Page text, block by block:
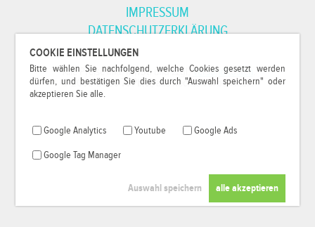
COOKIE EINSTELLUNGEN
Bitte wählen Sie nachfolgend, welche Cookies gesetzt werden
dürfen, und bestätigen Sie dies durch "Auswahl speichern" oder
akzeptieren Sie alle.
Google Analytics Youtube Google Ads
Google Tag Manager
IMPRESSUM
DATENSCHUTZERKLÄRUNG
*Alle Preise inkl. MwSt. und zzgl.Versandkosten
© 2000-2026 79Pixel, alle Rechte vorbehalten.